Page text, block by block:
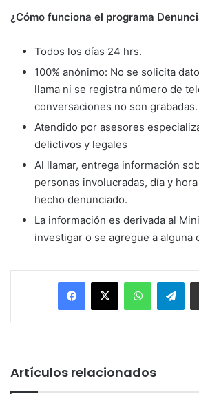
¿Cómo funciona el programa
Todos los días 24 hrs.
100% anónimo: No se solicita
llama ni se registra número de
conversaciones no son grabadas.
Atendido por asesores
delictivos y legales
Al llamar, entrega información
personas involucradas, día y
hecho denunciado.
La información es derivada al
investigar o se agregue a alguna
Facebook
X WhatsApp
Artículos relacionados